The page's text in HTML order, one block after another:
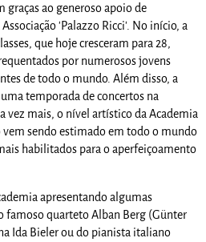
graças ao generoso apoio de
'Palazzo Ricci'. No início, a
que hoje cresceram para 28,
por numerosos jovens
de todo o mundo. Além disso, a
temporada de concertos na
vez mais, o nível artístico da Academia
sendo estimado em todo o mundo
habilitados para o aperfeiçoamento
apresentando algumas
famoso quarteto Alban Berg (Günter
Ida Bieler ou do pianista italiano